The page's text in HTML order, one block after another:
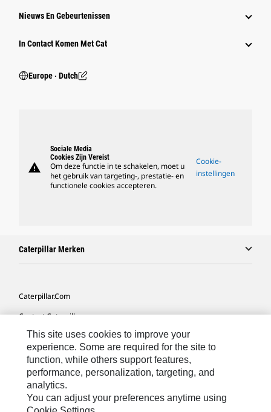
Nieuws En Gebeurtenissen
In Contact Komen Met Cat
Europe ‧ Dutch
warning
Sociale Media
Cookies Zijn Vereist
Om deze functie in te schakelen, moet u
het gebruik van targeting-, prestatie- en
functionele cookies accepteren.
Cookie-
instellingen
Caterpillar Merken
Caterpillar.com
Contact Caterpillar
Mijn Marketingvoorkeuren
Site Map
Cookie Settings
Legal
This site uses cookies to improve your
experience. Some are required for the site to
function, while others support features,
performance, personalization, targeting, and
analytics.
You can adjust your preferences anytime using